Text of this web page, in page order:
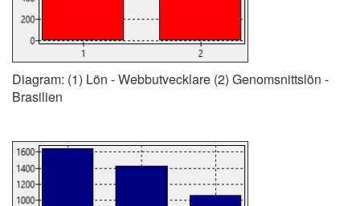
Diagram: (1) Lön - Webbutvecklare (2) Genomsnittslön -
Brasilien